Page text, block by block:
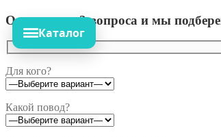
Ответьте на 3 вопроса и мы
Для кого?
Какой повод?
Каталог